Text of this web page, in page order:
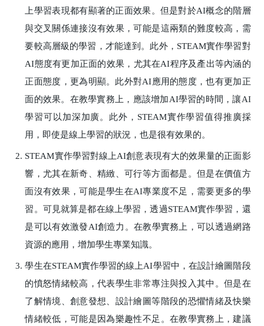
上學習表現都有顯著的正面效果。但是對於AI概念的階層
與交叉關係連接沒有效果，可能是這兩類的難度較高，需
要較高層級的學習，才能達到。此外，STEAM實作學習對
AI態度有更加正面的效果，尤其在AI程序及產出等內涵的
正面態度，更為明顯。此外對AI應用的態度，也有更加正
面的效果。在教學實務上，應該增加AI學習的時間，讓AI
學習可以加深加廣。此外，STEAM實作學習值得推廣採
用，即使是線上學習的狀況，也是很有效果的。
STEAM實作學習對線上AI創意表現有大的效果量的正面影
響，尤其在新奇、精緻、可行等方面都是。但是在價值方
面沒有效果，可能是學生在AI專業度不足，需要更多的學
習。可見就算是都在線上學習，透過STEAM實作學習，還
是可以有效激發AI創造力。在教學實務上，可以透過網路
資源的應用，增加學生專業知識。
學生在STEAM實作學習的線上AI學習中，在設計繪圖階段
的憤怒情緒較高，代表學生非常專注與投入其中。但是在
了解情境、創意發想、設計繪圖等階段的恐懼情緒及快樂
情緒較低，可能是因為樂趣性不足。在教學實務上，建議